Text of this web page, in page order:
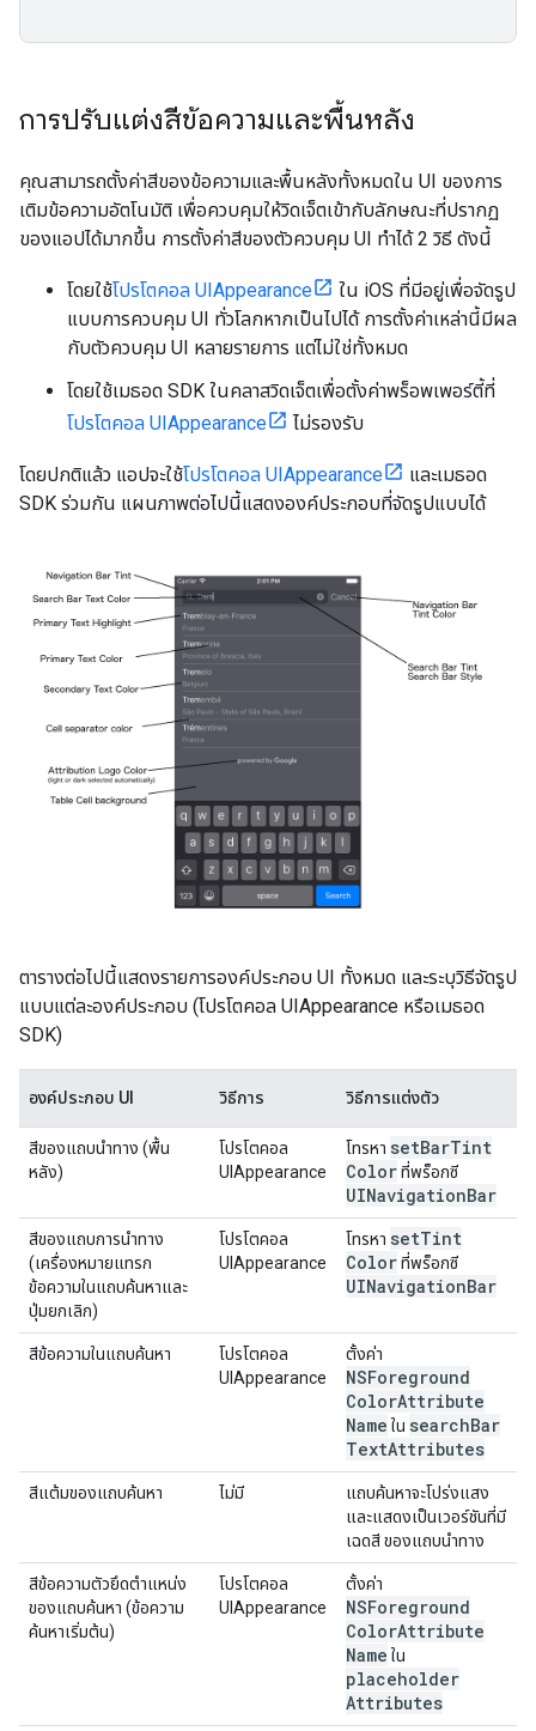
การปรับแต่งสีข้อความและพื้นหลัง
คุณสามารถตั้งค่าสีของข้อความและพื้นหลังทั้งหมดใน UI ของการ
เติมข้อความอัตโนมัติ เพื่อควบคุมให้วิดเจ็ตเข้ากับลักษณะที่ปรากฏ
ของแอปได้มากขึ้น การตั้งค่าสีของตัวควบคุม UI ทำได้ 2 วิธี ดังนี้
โดยใช้โปรโตคอล UIAppearance
ใน iOS ที่มีอยู่เพื่อจัดรูป
แบบการควบคุม UI ทั่วโลกหากเป็นไปได้ การตั้งค่าเหล่านี้มีผล
กับตัวควบคุม UI หลายรายการ แต่ไม่ใช่ทั้งหมด
โดยใช้เมธอด SDK ในคลาสวิดเจ็ตเพื่อตั้งค่าพร็อพเพอร์ตี้ที่
โปรโตคอล UIAppearance
ไม่รองรับ
โดยปกติแล้ว แอปจะใช้โปรโตคอล UIAppearance
และเมธอด
SDK ร่วมกัน แผนภาพต่อไปนี้แสดงองค์ประกอบที่จัดรูปแบบได้
ตารางต่อไปนี้แสดงรายการองค์ประกอบ UI ทั้งหมด และระบุวิธีจัดรูป
แบบแต่ละองค์ประกอบ (โปรโตคอล UIAppearance หรือเมธอด
SDK)
องค์ประกอบ UI วิธีการ วิธีการแต่งตัว
สีของแถบนำทาง (พื้น
หลัง)
โปรโตคอล
UIAppearance
โทรหา setBarTint
Colorที่พร็อกซี
UINavigationBar
สีของแถบการนำทาง
(เครื่องหมายแทรก
ข้อความในแถบค้นหาและ
ปุ่มยกเลิก)
โปรโตคอล
UIAppearance
โทรหา setTint
Colorที่พร็อกซี
UINavigationBar
สีข้อความในแถบค้นหา
โปรโตคอล
UIAppearance
ตั้งค่า
NSForeground
ColorAttribute
Name ใน searchBar
TextAttributes
สีแต้มของแถบค้นหา ไม่มี
แถบค้นหาจะโปร่งแสง
และแสดงเป็นเวอร์ชันที่มี
เฉดสี ของแถบนำทาง
สีข้อความตัวยึดตำแหน่ง
ของแถบค้นหา (ข้อความ
ค้นหาเริ่มต้น)
โปรโตคอล
UIAppearance
ตั้งค่า
NSForeground
ColorAttribute
Name ใน
placeholder
Attributes